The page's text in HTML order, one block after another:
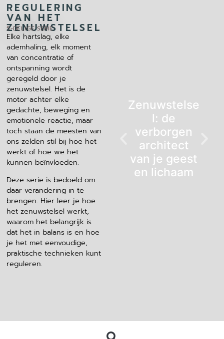
REGULERING
VAN HET
ZENUWSTELSEL
5-DELIGE SERIE
Elke hartslag, elke
ademhaling, elk moment
van concentratie of
ontspanning wordt
geregeld door je
zenuwstelsel. Het is de
motor achter elke
gedachte, beweging en
emotionele reactie, maar
toch staan de meesten van
ons zelden stil bij hoe het
werkt of hoe we het
kunnen beïnvloeden.
Deze serie is bedoeld om
daar verandering in te
brengen. Hier leer je hoe
het zenuwstelsel werkt,
waarom het belangrijk is
dat het in balans is en hoe
je het met eenvoudige,
praktische technieken kunt
reguleren.
Zenuwstelse
l: de
verborgen
architect
van je geest
en lichaam